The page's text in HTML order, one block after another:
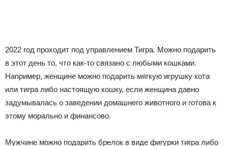
2022 год проходит под управлением Тигра. Можно подарить
в этот день то, что как-то связано с любыми кошками.
Например, женщине можно подарить мягкую игрушку кота
или тигра либо настоящую кошку, если женщина давно
задумывалась о заведении домашнего животного и готова к
этому морально и финансово.
Мужчине можно подарить брелок в виде фигурки тигра либо